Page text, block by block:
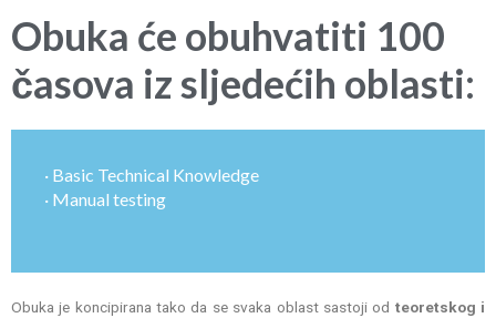
Obuka će obuhvatiti 100
časova iz sljedećih oblasti:
· Basic Technical Knowledge
· Manual testing
Obuka je koncipirana tako da se svaka oblast sastoji od teoretskog i